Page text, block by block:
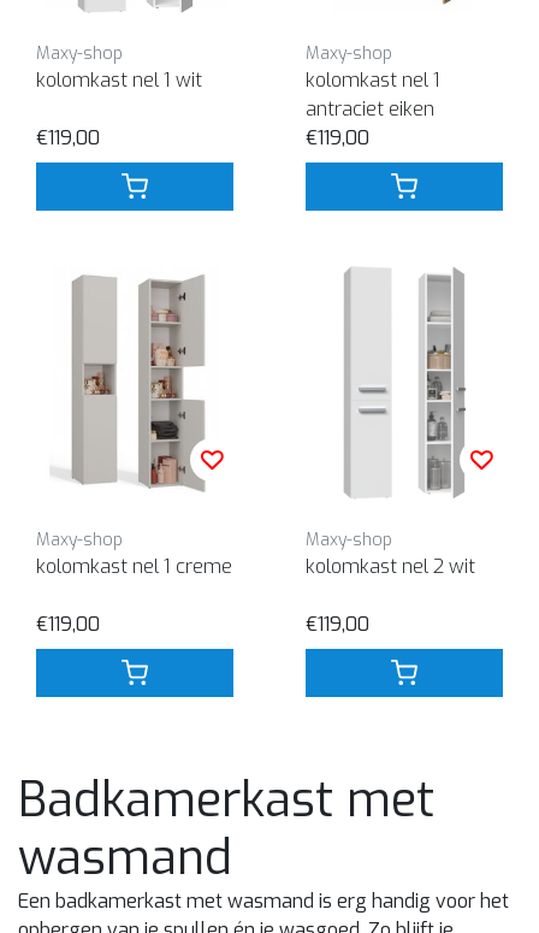
Maxy-shop
kolomkast nel 1 wit
€119,00
Maxy-shop
kolomkast nel 1
antraciet eiken
€119,00
Maxy-shop
kolomkast nel 1 creme
€119,00
Maxy-shop
kolomkast nel 2 wit
€119,00
Badkamerkast met
wasmand
Een badkamerkast met wasmand is erg handig voor het